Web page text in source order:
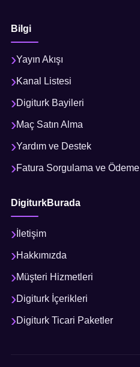
Bilgi
Yayın Akışı
Kanal Listesi
Digiturk Bayileri
Maç Satın Alma
Yardım ve Destek
Fatura Sorgulama ve Ödeme
DigiturkBurada
İletişim
Hakkımızda
Müşteri Hizmetleri
Digiturk İçerikleri
Digiturk Ticari Paketler